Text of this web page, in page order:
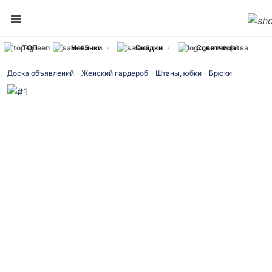
ТОП Новинки Скидки Советчица
Доска объявлений - Женский гардероб - Штаны, юбки - Брюки